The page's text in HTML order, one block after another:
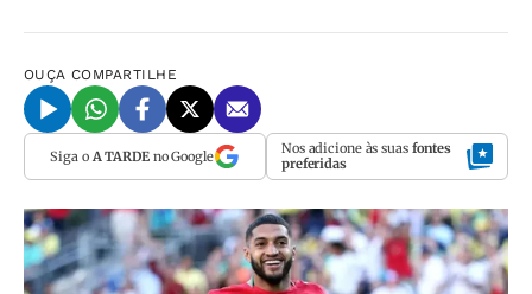
OUÇA COMPARTILHE
Siga o A TARDEno Google Nos adicione às suas fontes
preferidas